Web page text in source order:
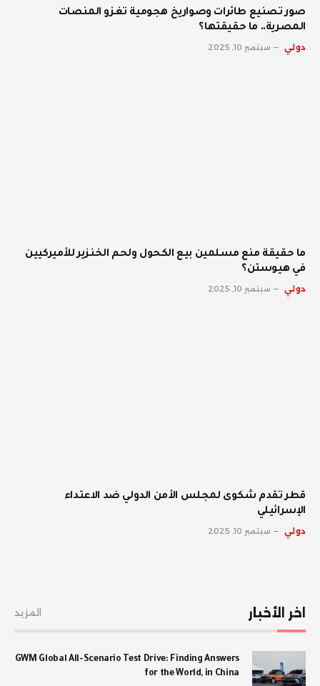
صور تصنيع طائرات وصواريخ هجومية تغزو المنصات
المصرية.. ما حقيقتها؟
دولي سبتمبر 10, 2025
ما حقيقة منع مسلمين بيع الكحول ولحم الخنزير للأميركيين
في هيوستن؟
دولي سبتمبر 10, 2025
قطر تقدم شكوى لمجلس الأمن الدولي ضد الاعتداء
الإسرائيلي
دولي سبتمبر 10, 2025
اخر الأخبار المزيد
GWM Global All-Scenario Test Drive: Finding Answers
for the World, in China